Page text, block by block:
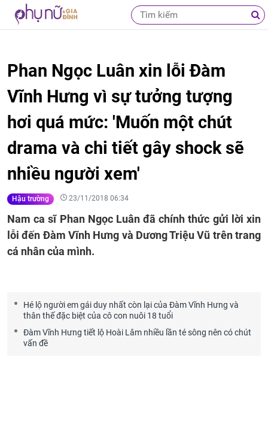
Phan Ngọc Luân xin lỗi Đàm
Vĩnh Hưng vì sự tưởng tượng
hơi quá mức: 'Muốn một chút
drama và chi tiết gây shock sẽ
nhiều người xem'
Hậu trường 23/11/2018 06:34
Nam ca sĩ Phan Ngọc Luân đã chính thức gửi lời xin
lỗi đến Đàm Vĩnh Hưng và Dương Triệu Vũ trên trang
cá nhân của mình.
Hé lộ người em gái duy nhất còn lại của Đàm Vĩnh Hưng và
thân thế đặc biệt của cô con nuôi 18 tuổi
Đàm Vĩnh Hưng tiết lộ Hoài Lâm nhiều lần té sông nên có chút
vấn đề